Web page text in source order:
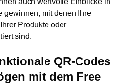
auch wertvolle Einblicke in
gewinnen, mit denen Ihre
Produkte oder
sind.
QR-Codes
mit dem Free